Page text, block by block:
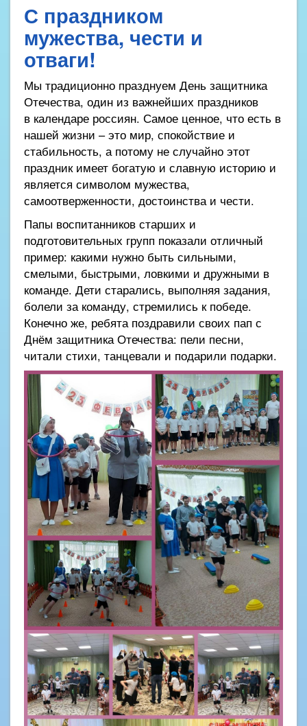
С праздником
мужества, чести и
отваги!
Мы традиционно празднуем День защитника
Отечества, один из важнейших праздников
в календаре россиян. Самое ценное, что есть в
нашей жизни – это мир, спокойствие и
стабильность, а потому не случайно этот
праздник имеет богатую и славную историю и
является символом мужества,
самоотверженности, достоинства и чести.
Папы воспитанников старших и
подготовительных групп показали отличный
пример: какими нужно быть сильными,
смелыми, быстрыми, ловкими и дружными в
команде. Дети старались, выполняя задания,
болели за команду, стремились к победе.
Конечно же, ребята поздравили своих пап с
Днём защитника Отечества: пели песни,
читали стихи, танцевали и подарили подарки.